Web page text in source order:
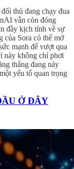
thủ đang chạy đua
vẫn còn đóng
đầy kịch tính về sự
của Sora có thể mở
mạnh để vượt qua
này không chỉ phơi
thẳng đang nảy
yếu tố quan trọng
Ở ĐÂY